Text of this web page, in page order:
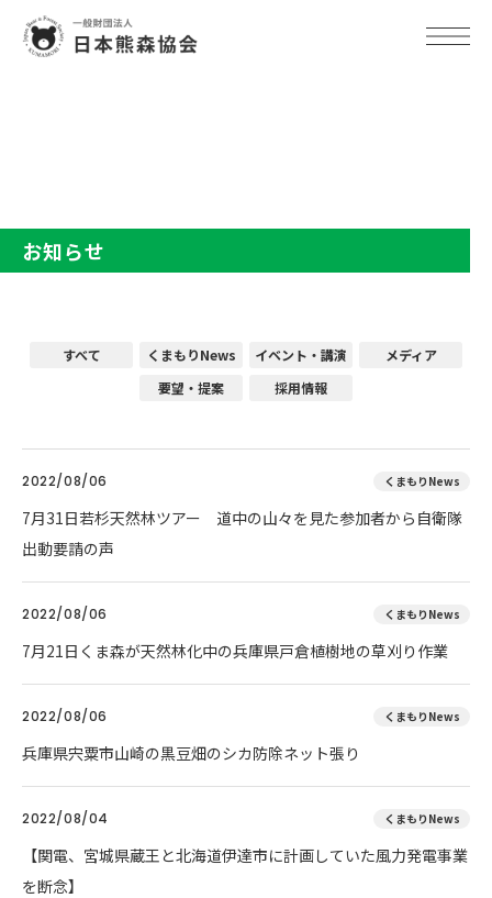
お知らせ
すべて くまもりNews イベント・講演
メディア
要望・提案
採用情報
2022/08/06 くまもりNews
7月31日若杉天然林ツアー 道中の山々を見た参加者から自衛隊
出動要請の声
2022/08/06 くまもりNews
7月21日くま森が天然林化中の兵庫県戸倉植樹地の草刈り作業
2022/08/06 くまもりNews
兵庫県宍粟市山崎の黒豆畑のシカ防除ネット張り
2022/08/04 くまもりNews
【関電、宮城県蔵王と北海道伊達市に計画していた風力発電事業
を断念】